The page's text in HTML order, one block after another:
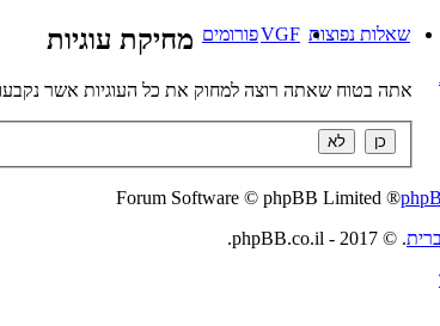
שאלות נפוצות VGFפורומים מחיקת עוגיות
אתה בטוח שאתה רוצה למחוק את כל העוגיות אשר
® Forum Software © phpBB Limited
. © 2017 - phpBB.co.il.